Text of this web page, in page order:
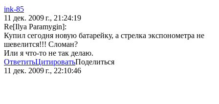
ink-85
11 дек. 2009 г., 21:24:19
Re[Ilya Paramygin]:
Купил сегодня новую батарейку, а стрелка экспонометра не
шевелится!!! Сломан?
Или я что-то не так делаю.
ОтветитьЦитироватьПоделиться
11 дек. 2009 г., 22:10:46